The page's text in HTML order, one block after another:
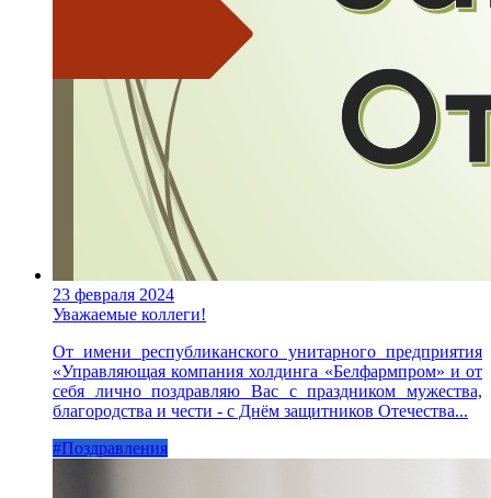
23 февраля 2024
Уважаемые коллеги!
От имени республиканского унитарного предприятия
«Управляющая компания холдинга «Белфармпром» и от
себя лично поздравляю Вас с праздником мужества,
благородства и чести - с Днём защитников Отечества...
#Поздравления